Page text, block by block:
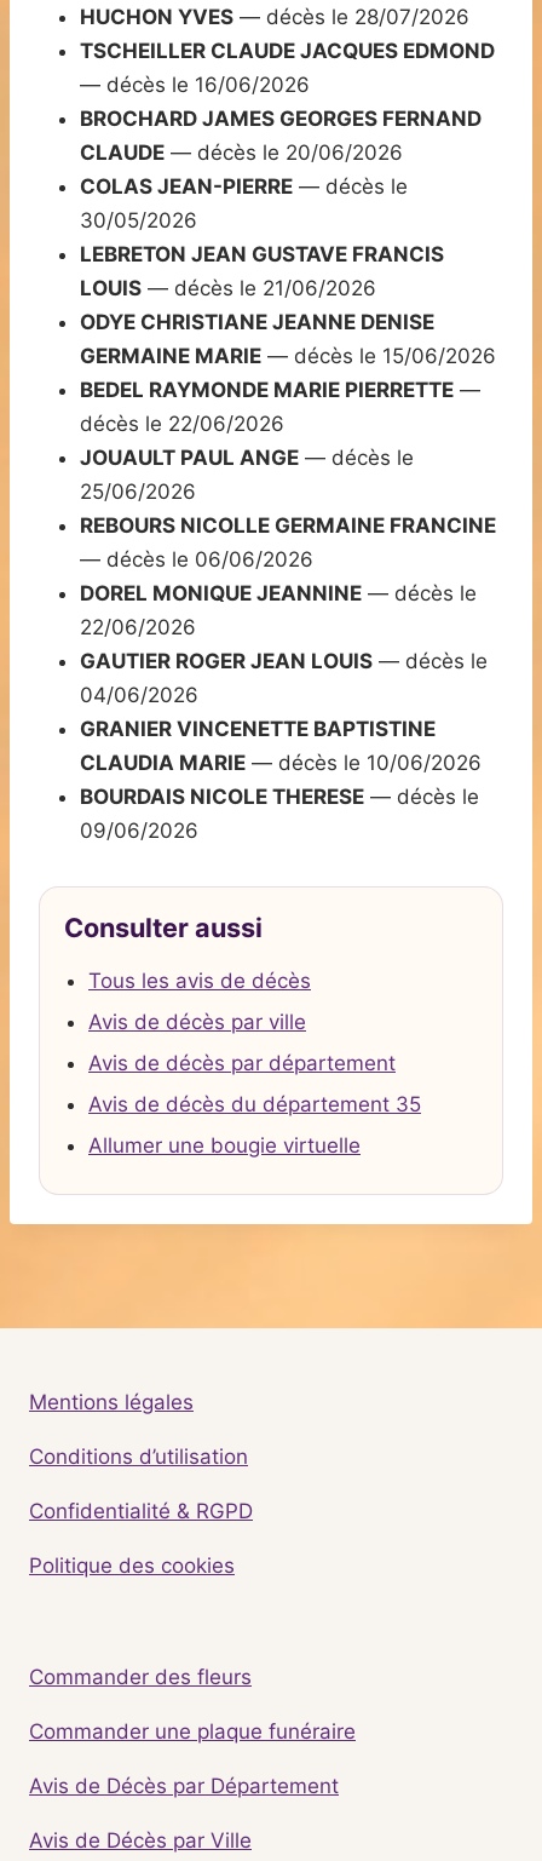
HUCHON YVES — décès le 28/07/2026
TSCHEILLER CLAUDE JACQUES EDMOND
— décès le 16/06/2026
BROCHARD JAMES GEORGES FERNAND
CLAUDE — décès le 20/06/2026
COLAS JEAN-PIERRE — décès le
30/05/2026
LEBRETON JEAN GUSTAVE FRANCIS
LOUIS — décès le 21/06/2026
ODYE CHRISTIANE JEANNE DENISE
GERMAINE MARIE — décès le 15/06/2026
BEDEL RAYMONDE MARIE PIERRETTE —
décès le 22/06/2026
JOUAULT PAUL ANGE — décès le
25/06/2026
REBOURS NICOLLE GERMAINE FRANCINE
— décès le 06/06/2026
DOREL MONIQUE JEANNINE — décès le
22/06/2026
GAUTIER ROGER JEAN LOUIS — décès le
04/06/2026
GRANIER VINCENETTE BAPTISTINE
CLAUDIA MARIE — décès le 10/06/2026
BOURDAIS NICOLE THERESE — décès le
09/06/2026
Consulter aussi
Tous les avis de décès
Avis de décès par ville
Avis de décès par département
Avis de décès du département 35
Allumer une bougie virtuelle
Mentions légales
Conditions d’utilisation
Confidentialité & RGPD
Politique des cookies
Commander des fleurs
Commander une plaque funéraire
Avis de Décès par Département
Avis de Décès par Ville